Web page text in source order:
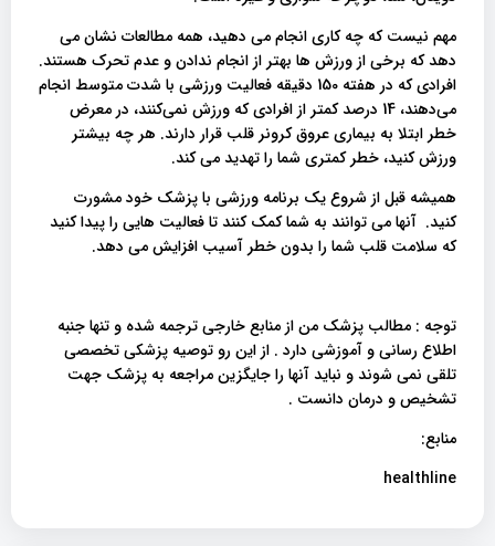
مهم نیست که چه کاری انجام می دهید، همه مطالعات نشان می
دهد که برخی از ورزش ها بهتر از انجام ندادن و عدم تحرک هستند.
افرادی که در هفته 150 دقیقه فعالیت ورزشی با شدت متوسط ​​انجام
می‌دهند، 14 درصد کمتر از افرادی که ورزش نمی‌کنند، در معرض
خطر ابتلا به بیماری عروق کرونر قلب قرار دارند. هر چه بیشتر
ورزش کنید، خطر کمتری شما را تهدید می کند.
همیشه قبل از شروع یک برنامه ورزشی با پزشک خود مشورت
کنید. آنها می توانند به شما کمک کنند تا فعالیت هایی را پیدا کنید
که سلامت قلب شما را بدون خطر آسیب افزایش می دهد.
توجه : مطالب پزشک من از منابع خارجی ترجمه شده و تنها جنبه
اطلاع رسانی و آموزشی دارد . از این رو توصیه پزشکی تخصصی
تلقی نمی شوند و نباید آنها را جایگزین مراجعه به پزشک جهت
تشخیص و درمان دانست .
منابع:
healthline